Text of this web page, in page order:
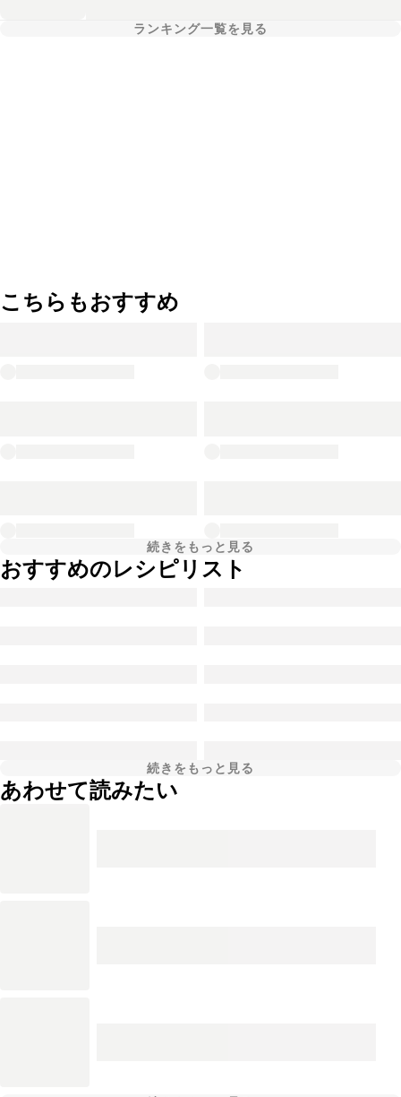
ランキング一覧を見る
こちらもおすすめ
続きをもっと見る
おすすめのレシピリスト
続きをもっと見る
あわせて読みたい